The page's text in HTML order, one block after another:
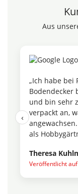
Aus
„Ich habe bei
Bodendecker
und bin sehr
verpackt an,
als
Theresa
Veröffentlicht
‹